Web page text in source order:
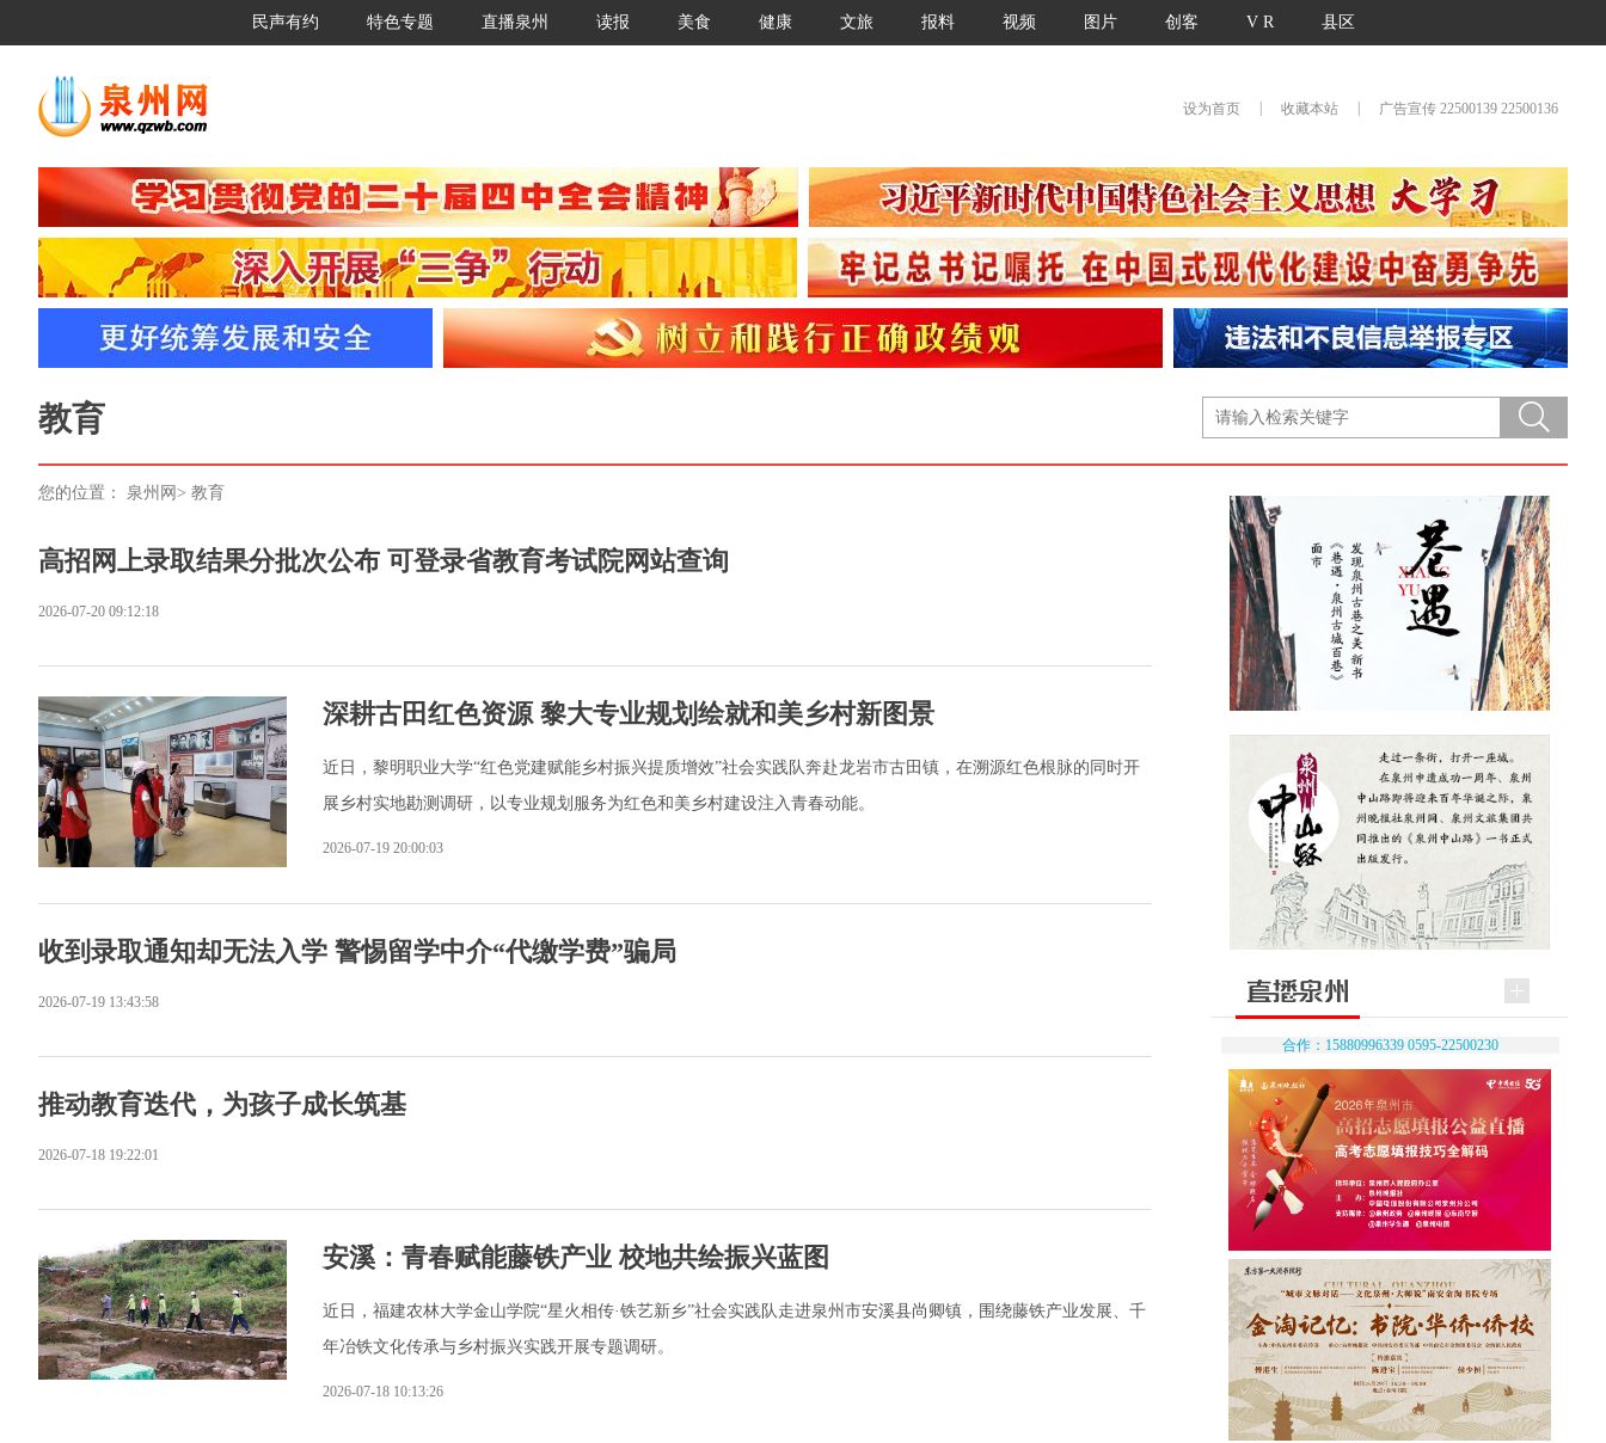
民声有约 特色专题 直播泉州 读报 美食 健康 文旅 报料 视频 图片 创客 V R 县区
设为首页 收藏本站 广告宣传 22500139 22500136
教育
您的位置： 泉州网 > 教育
高招网上录取结果分批次公布 可登录省教育考试院网站查询
2026-07-20 09:12:18
深耕古田红色资源 黎大专业规划绘就和美乡村新图景
近日，黎明职业大学“红色党建赋能乡村振兴提质增效”社会实践队奔赴龙岩市古田镇，在溯源红色根脉的同时开
展乡村实地勘测调研，以专业规划服务为红色和美乡村建设注入青春动能。
2026-07-19 20:00:03
收到录取通知却无法入学 警惕留学中介“代缴学费”骗局
2026-07-19 13:43:58
推动教育迭代，为孩子成长筑基
2026-07-18 19:22:01
安溪：青春赋能藤铁产业 校地共绘振兴蓝图
近日，福建农林大学金山学院“星火相传·铁艺新乡”社会实践队走进泉州市安溪县尚卿镇，围绕藤铁产业发展、千
年冶铁文化传承与乡村振兴实践开展专题调研。
2026-07-18 10:13:26
合作：15880996339 0595-22500230